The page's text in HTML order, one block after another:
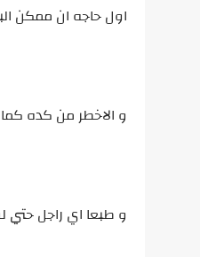
اول حاجه ان ممكن
و الاخطر من كده
و طبعا اي راجل